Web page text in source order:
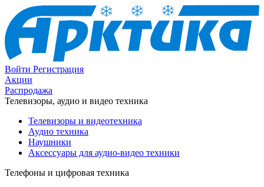
Войти Регистрация
Акции
Распродажа
Телевизоры, аудио и видео техника
Телевизоры и видеотехника
Аудио техника
Наушники
Аксессуары для аудио-видео техники
Телефоны и цифровая техника